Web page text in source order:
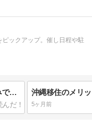
ックアップ。催し日程や駐
沖縄リゾートバイトとは？住み込みで沖縄生活を試す方法｜メリット・デメリット・求人の探し方
5ヶ月前